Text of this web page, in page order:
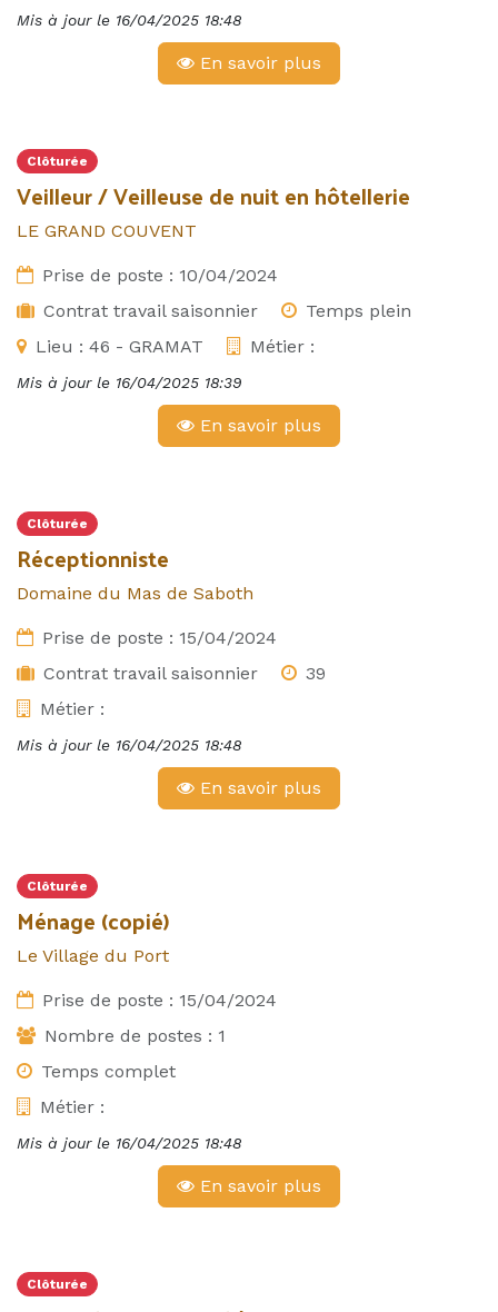
Mis à jour le 16/04/2025 18:48
En savoir plus
Clôturée
Veilleur / Veilleuse de nuit en hôtellerie
LE GRAND COUVENT
Prise de poste : 10/04/2024
Contrat travail saisonnier
Temps plein
Lieu : 46 - GRAMAT Métier :
Mis à jour le 16/04/2025 18:39
En savoir plus
Clôturée
Réceptionniste
Domaine du Mas de Saboth
Prise de poste : 15/04/2024
Contrat travail saisonnier
39
Métier :
Mis à jour le 16/04/2025 18:48
En savoir plus
Clôturée
Ménage (copié)
Le Village du Port
Prise de poste : 15/04/2024
Nombre de postes : 1
Temps complet
Métier :
Mis à jour le 16/04/2025 18:48
En savoir plus
Clôturée